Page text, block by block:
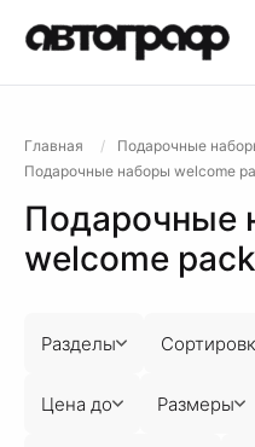
Главная
Подарочные
Подарочные наборы welcome
Подарочные
welcome pack
Разделы
Цена до Размеры